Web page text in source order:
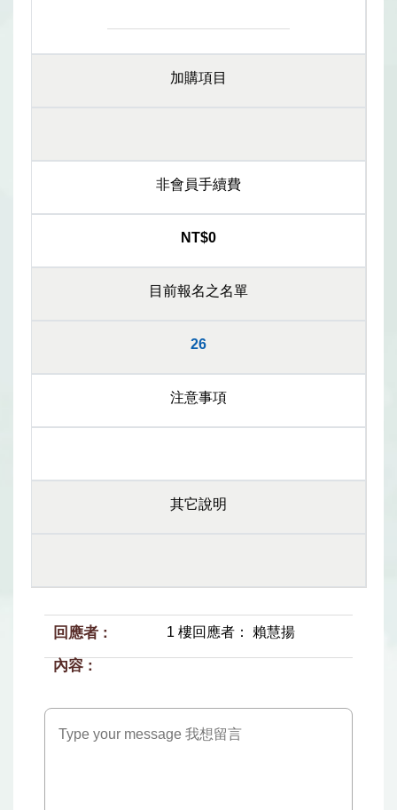
加購項目
非會員手續費
NT$0
目前報名之名單
26
注意事項
其它說明
1 樓回應者： 賴慧揚